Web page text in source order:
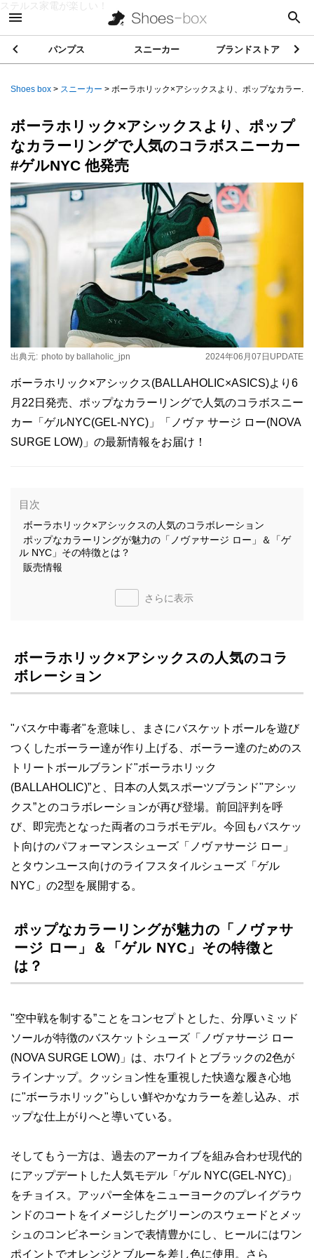
ステルス家電が楽しい！
パンプス スニーカー ブランドストア
Shoes box > スニーカー > ボーラホリック×アシックスより、ポップなカラー...
ボーラホリック×アシックスより、ポップ
なカラーリングで人気のコラボスニーカー
#ゲルNYC 他発売
2024年06月07日 UPDATE
出典元: photo by ballaholic_jpn
ボーラホリック×アシックス(BALLAHOLIC×ASICS)より6
月22日発売、ポップなカラーリングで人気のコラボスニー
カー「ゲルNYC(GEL-NYC)」「ノヴァ サージ ロー(NOVA
SURGE LOW)」の最新情報をお届け！
目次
ボーラホリック×アシックスの人気のコラボレーション
ポップなカラーリングが魅力の「ノヴァサージ ロー」＆「ゲ
ル NYC」その特徴とは？
販売情報
さらに表示
ボーラホリック×アシックスの人気のコラ
ボレーション
"バスケ中毒者"を意味し、まさにバスケットボールを遊び
つくしたボーラー達が作り上げる、ボーラー達のためのス
トリートボールブランド"ボーラホリック
(BALLAHOLIC)”と、日本の人気スポーツブランド"アシッ
クス”とのコラボレーションが再び登場。前回評判を呼
び、即完売となった両者のコラボモデル。今回もバスケッ
ト向けのパフォーマンスシューズ「ノヴァサージ ロー」
とタウンユース向けのライフスタイルシューズ「ゲル
NYC」の2型を展開する。
ポップなカラーリングが魅力の「ノヴァサ
ージ ロー」＆「ゲル NYC」その特徴と
は？
"空中戦を制する”ことをコンセプトとした、分厚いミッド
ソールが特徴のバスケットシューズ「ノヴァサージ ロー
(NOVA SURGE LOW)」は、ホワイトとブラックの2色が
ラインナップ。クッション性を重視した快適な履き心地
に"ボーラホリック"らしい鮮やかなカラーを差し込み、ポ
ップな仕上がりへと導いている。
そしてもう一方は、過去のアーカイブを組み合わせ現代的
にアップデートした人気モデル「ゲル NYC(GEL-NYC)」
をチョイス。アッパー全体をニューヨークのプレイグラウ
ンドのコートをイメージしたグリーンのスウェードとメッ
シュのコンビネーションで表情豊かにし、ヒールにはワン
ポイントでオレンジとブルーを差し色に使用。さら